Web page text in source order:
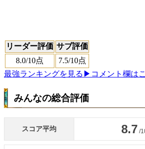
リーダー評価 サブ評価
8.0/10点 7.5/10点
最強ランキングを見る ▶コメント欄は
みんなの総合評価